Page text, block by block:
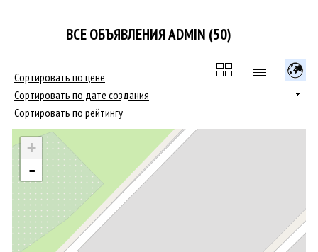
ВСЕ ОБЪЯВЛЕНИЯ ADMIN (50)
Сортировать по цене
Сортировать по дате создания
Сортировать по рейтингу
+
-